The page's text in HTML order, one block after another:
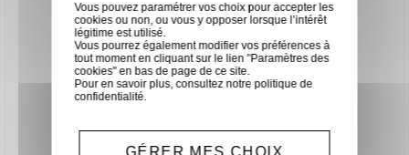
Vous pouvez paramétrer vos choix pour accepter les
cookies ou non, ou vous y opposer lorsque l’intérêt
légitime est utilisé.
Vous pourrez également modifier vos préférences à
tout moment en cliquant sur le lien "Paramètres des
cookies" en bas de page de ce site.
Pour en savoir plus, consultez notrepolitique de
confidentialité.
GÉRER MES CHOIX